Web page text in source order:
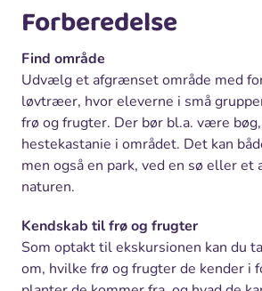
Forberedelse
Find område
Udvælg et afgrænset område med
løvtræer, hvor eleverne i små
frø og frugter. Der bør bl.a. være
hestekastanie i området. Det kan
men også en park, ved en sø eller et
naturen.
Kendskab til frø og frugter
Som optakt til ekskursionen kan du
om, hvilke frø og frugter de kender i